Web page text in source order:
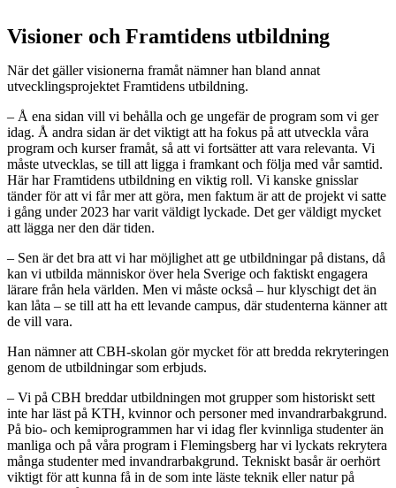
Visioner och Framtidens utbildning
När det gäller visionerna framåt nämner han bland annat
utvecklingsprojektet Framtidens utbildning.
– Å ena sidan vill vi behålla och ge ungefär de program som vi ger
idag. Å andra sidan är det viktigt att ha fokus på att utveckla våra
program och kurser framåt, så att vi fortsätter att vara relevanta. Vi
måste utvecklas, se till att ligga i framkant och följa med vår samtid.
Här har Framtidens utbildning en viktig roll. Vi kanske gnisslar
tänder för att vi får mer att göra, men faktum är att de projekt vi satte
i gång under 2023 har varit väldigt lyckade. Det ger väldigt mycket
att lägga ner den där tiden.
– Sen är det bra att vi har möjlighet att ge utbildningar på distans, då
kan vi utbilda människor över hela Sverige och faktiskt engagera
lärare från hela världen. Men vi måste också – hur klyschigt det än
kan låta – se till att ha ett levande campus, där studenterna känner att
de vill vara.
Han nämner att CBH-skolan gör mycket för att bredda rekryteringen
genom de utbildningar som erbjuds.
– Vi på CBH breddar utbildningen mot grupper som historiskt sett
inte har läst på KTH, kvinnor och personer med invandrarbakgrund.
På bio- och kemiprogrammen har vi idag fler kvinnliga studenter än
manliga och på våra program i Flemingsberg har vi lyckats rekrytera
många studenter med invandrarbakgrund. Tekniskt basår är oerhört
viktigt för att kunna få in de som inte läste teknik eller natur på